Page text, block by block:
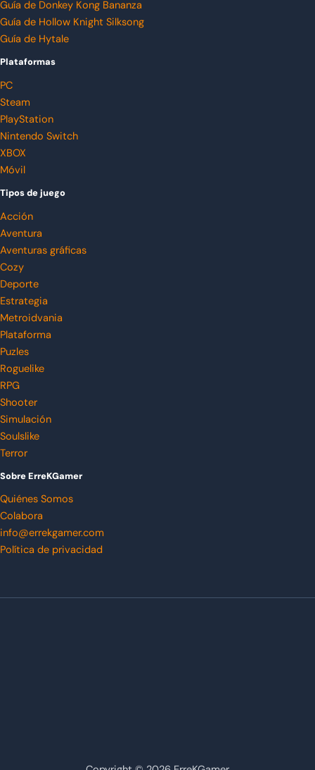
Guía de Donkey Kong Bananza
Guía de Hollow Knight Silksong
Guía de Hytale
Plataformas
PC
Steam
PlayStation
Nintendo Switch
XBOX
Móvil
Tipos de juego
Acción
Aventura
Aventuras gráficas
Cozy
Deporte
Estrategia
Metroidvania
Plataforma
Puzles
Roguelike
RPG
Shooter
Simulación
Soulslike
Terror
Sobre ErreKGamer
Quiénes Somos
Colabora
info@errekgamer.com
Política de privacidad